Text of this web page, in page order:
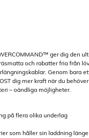
ger dig den
och rabatter fria från
Genom bara
dig mer kraft när du
– oändliga möjligheter.
på flera olika underlag
som håller sin laddning länge